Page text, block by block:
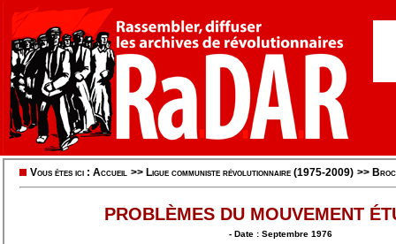
Vous êtes ici : Accueil >> Ligue communiste révolutionnaire (1975-2009) >>
PROBLÈMES DU MOUVEMENT
- Date : Septembre 1976